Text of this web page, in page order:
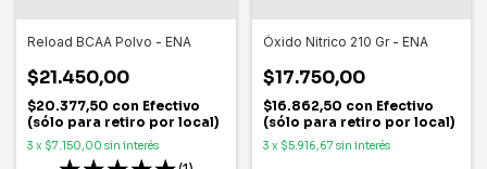
Reload BCAA Polvo - ENA
$21.450,00
$20.377,50 con Efectivo
(sólo para retiro por local)
3 x $7.150,00 sin interés
Óxido Nitrico 210 Gr - ENA
$17.750,00
$16.862,50 con Efectivo
(sólo para retiro por local)
3 x $5.916,67 sin interés